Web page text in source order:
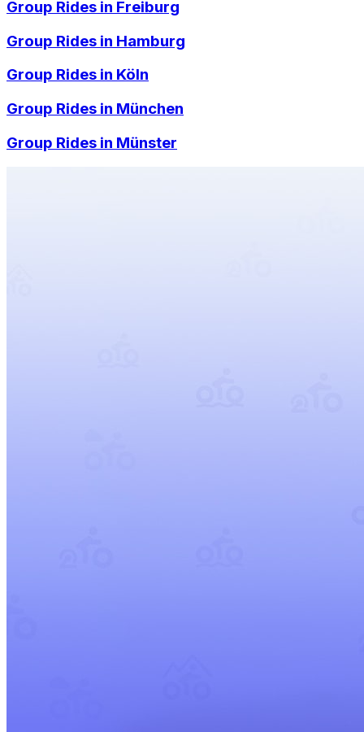
Group Rides in Freiburg
Group Rides in Hamburg
Group Rides in Köln
Group Rides in München
Group Rides in Münster